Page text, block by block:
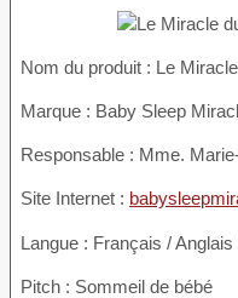
Nom du produit : Le
Marque : Baby Sleep
Responsable : Mme.
Site Internet :
Langue : Français /
Pitch : Sommeil de bébé